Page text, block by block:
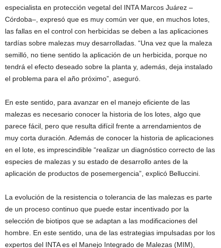
especialista en protección vegetal del INTA Marcos Juárez –
Córdoba–, expresó que es muy común ver que, en muchos lotes,
las fallas en el control con herbicidas se deben a las aplicaciones
tardías sobre malezas muy desarrolladas. “Una vez que la maleza
semilló, no tiene sentido la aplicación de un herbicida, porque no
tendrá el efecto deseado sobre la planta y, además, deja instalado
el problema para el año próximo”, aseguró.
En este sentido, para avanzar en el manejo eficiente de las
malezas es necesario conocer la historia de los lotes, algo que
parece fácil, pero que resulta difícil frente a arrendamientos de
muy corta duración. Además de conocer la historia de aplicaciones
en el lote, es imprescindible “realizar un diagnóstico correcto de las
especies de malezas y su estado de desarrollo antes de la
aplicación de productos de posemergencia”, explicó Belluccini.
La evolución de la resistencia o tolerancia de las malezas es parte
de un proceso continuo que puede estar incentivado por la
selección de biotipos que se adaptan a las modificaciones del
hombre. En este sentido, una de las estrategias impulsadas por los
expertos del INTA es el Manejo Integrado de Malezas (MIM),